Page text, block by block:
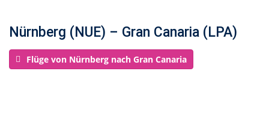
Nürnberg (NUE) – Gran Canaria (LPA)
Flüge von Nürnberg nach Gran Canaria